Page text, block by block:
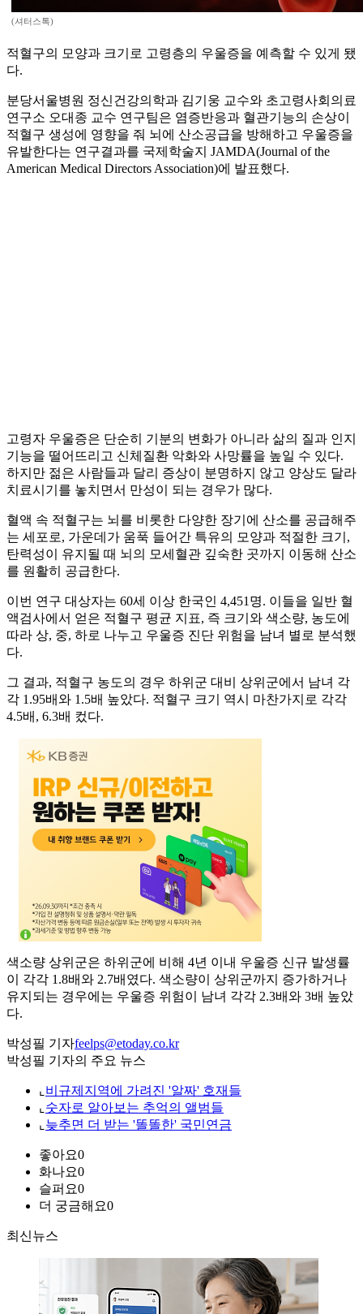
(셔터스톡)
적혈구의 모양과 크기로 고령층의 우울증을 예측할 수 있게 됐
다.
분당서울병원 정신건강의학과 김기웅 교수와 초고령사회의료
연구소 오대종 교수 연구팀은 염증반응과 혈관기능의 손상이
적혈구 생성에 영향을 줘 뇌에 산소공급을 방해하고 우울증을
유발한다는 연구결과를 국제학술지 JAMDA(Journal of the
American Medical Directors Association)에 발표했다.
고령자 우울증은 단순히 기분의 변화가 아니라 삶의 질과 인지
기능을 떨어뜨리고 신체질환 악화와 사망률을 높일 수 있다.
하지만 젊은 사람들과 달리 증상이 분명하지 않고 양상도 달라
치료시기를 놓치면서 만성이 되는 경우가 많다.
혈액 속 적혈구는 뇌를 비롯한 다양한 장기에 산소를 공급해주
는 세포로, 가운데가 움푹 들어간 특유의 모양과 적절한 크기,
탄력성이 유지될 때 뇌의 모세혈관 깊숙한 곳까지 이동해 산소
를 원활히 공급한다.
이번 연구 대상자는 60세 이상 한국인 4,451명. 이들을 일반 혈
액검사에서 얻은 적혈구 평균 지표, 즉 크기와 색소량, 농도에
따라 상, 중, 하로 나누고 우울증 진단 위험을 남녀 별로 분석했
다.
그 결과, 적혈구 농도의 경우 하위군 대비 상위군에서 남녀 각
각 1.95배와 1.5배 높았다. 적혈구 크기 역시 마찬가지로 각각
4.5배, 6.3배 컸다.
색소량 상위군은 하위군에 비해 4년 이내 우울증 신규 발생률
이 각각 1.8배와 2.7배였다. 색소량이 상위군까지 증가하거나
유지되는 경우에는 우울증 위험이 남녀 각각 2.3배와 3배 높았
다.
박성필 기자feelps@etoday.co.kr
박성필 기자의 주요 뉴스
⌞ 비규제지역에 가려진 '알짜' 호재들
⌞ 숫자로 알아보는 추억의 앨범들
⌞ 늦추면 더 받는 '똘똘한' 국민연금
좋아요0
화나요0
슬퍼요0
더 궁금해요0
최신뉴스